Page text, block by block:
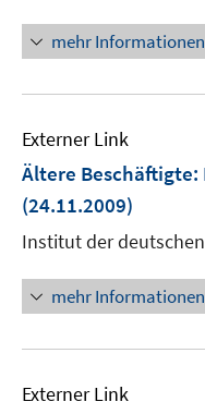
mehr Informationen
Externer Link
Ältere
(24.11.2009)
Institut der
mehr Informationen
Externer Link